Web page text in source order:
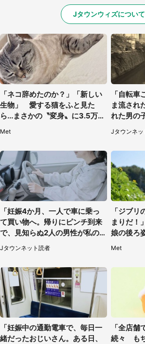
Jタウンウィズについて
「ネコ辞めたのか？」「新しい
生物」 愛する猫をふと見た
ら...まさかの〝変身〟に3.5万人
Met
「自転
ま流され
れた男の
は...」（
Jタウンネッ
「妊娠4か月、一人で車に乗っ
て買い物へ。帰りにピンチ到来
で、見知らぬ2人の男性が私の車
を...」（30代女性）
Jタウンネット読者
「ジブ
まりだ！
娘の後ろ
Met
「妊娠中の通勤電車で、毎日一
緒だったおじいさん。ある日、
「全店
続々 も